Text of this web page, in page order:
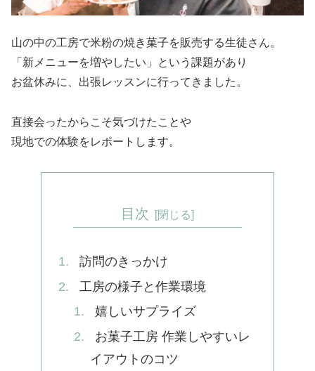
山の中の工房で米粉の焼き菓子を販売する生徒さん。
「新メニューを増やしたい」という課題があり
お盆休みに、出張レッスンに行ってきました。
直接会ったからこそ気づけたことや
現地での体験をレポートします。
目次
訪問のきっかけ
工房の様子と作業環境
嬉しいサプライズ
お菓子工房 作業しやすいレ
イアウトのコツ